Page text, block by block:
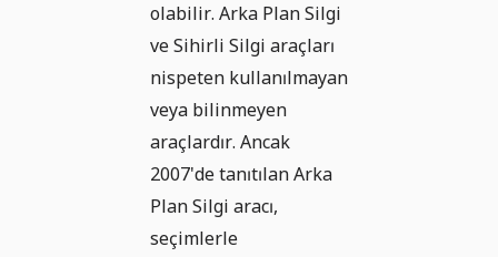
olabilir. Arka Plan Silgi
ve Sihirli Silgi araçları
nispeten kullanılmayan
veya bilinmeyen
araçlardır. Ancak
2007'de tanıtılan Arka
Plan Silgi aracı,
seçimlerle